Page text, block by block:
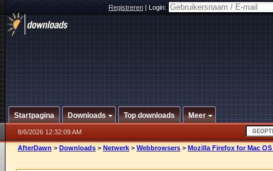
Registreren|Login:
Startpagina Downloads Top downloads Meer
8/6/2026 12:32:09 AM
AfterDawn > Downloads > Netwerk > Webbrowsers > Mozilla Firefox for Mac OS